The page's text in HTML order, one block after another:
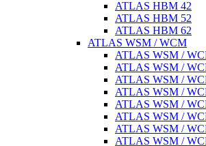
ATLAS HBM 42
ATLAS HBM 52
ATLAS HBM 62
ATLAS WSM / WCM
ATLAS WSM /
ATLAS WSM /
ATLAS WSM /
ATLAS WSM /
ATLAS WSM /
ATLAS WSM /
ATLAS WSM /
ATLAS WSM /